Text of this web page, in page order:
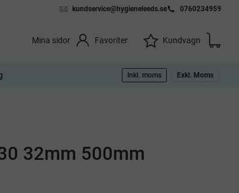
kundservice@hygieneleeds.se 0760234959
Mina sidor Favoriter Kundvagn
Önskelista
Inkl. moms Exkl. Moms
32mm 500mm